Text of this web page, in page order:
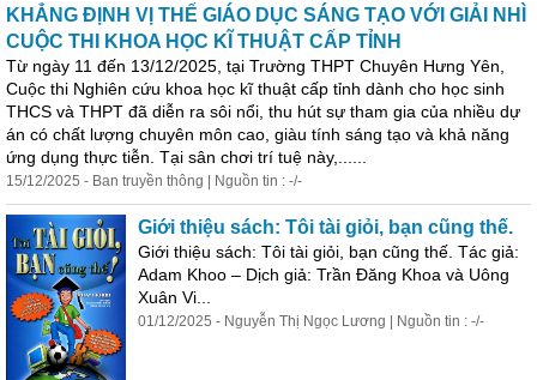
KHẲNG ĐỊNH VỊ THẾ GIÁO DỤC SÁNG TẠO VỚI GIẢI NHÌ
CUỘC THI
KHOA HỌC KĨ THUẬT CẤP TỈNH
Từ ngày 11 đến 13/12/2025, tại Trường THPT Chuyên Hưng Yên,
Cuộc thi Nghiên cứu khoa học kĩ thuật cấp tỉnh dành cho học sinh
THCS và THPT đã diễn ra sôi nổi, thu hút sự tham gia của nhiều dự
án có chất lượng chuyên môn cao, giàu tính sáng tạo và khả năng
ứng dụng thực tiễn. Tại sân chơi trí tuệ này,......
15/12/2025 - Ban truyền thông | Nguồn tin : -/-
Giới thiệu sách: Tôi tài giỏi, bạn cũng thế.
Giới thiệu sách: Tôi tài giỏi, bạn cũng thế. Tác giả:
Adam Khoo – Dịch giả: Trần Đăng Khoa và Uông
Xuân Vi...
01/12/2025 - Nguyễn Thị Ngọc Lương | Nguồn tin : -/-